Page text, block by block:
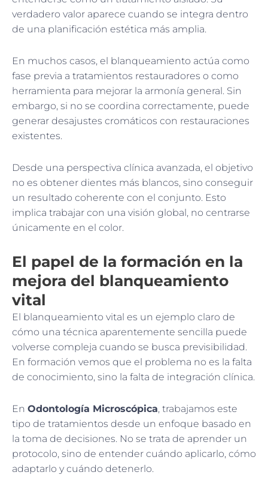
verdadero valor aparece cuando se integra dentro
de una planificación estética más amplia.
En muchos casos, el blanqueamiento actúa como
fase previa a tratamientos restauradores o como
herramienta para mejorar la armonía general. Sin
embargo, si no se coordina correctamente, puede
generar desajustes cromáticos con restauraciones
existentes.
Desde una perspectiva clínica avanzada, el objetivo
no es obtener dientes más blancos, sino conseguir
un resultado coherente con el conjunto. Esto
implica trabajar con una visión global, no centrarse
únicamente en el color.
El papel de la formación en la
mejora del blanqueamiento
vital
El blanqueamiento vital es un ejemplo claro de
cómo una técnica aparentemente sencilla puede
volverse compleja cuando se busca previsibilidad.
En formación vemos que el problema no es la falta
de conocimiento, sino la falta de integración clínica.
En Odontología Microscópica, trabajamos este
tipo de tratamientos desde un enfoque basado en
la toma de decisiones. No se trata de aprender un
protocolo, sino de entender cuándo aplicarlo, cómo
adaptarlo y cuándo detenerlo.